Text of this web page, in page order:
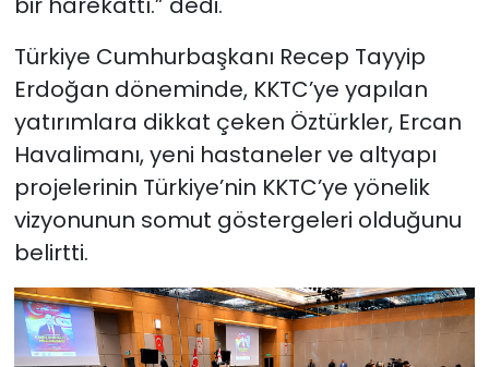
Türkiye Cumhurbaşkanı Recep Tayyip
Erdoğan döneminde, KKTC’ye yapılan
yatırımlara dikkat çeken Öztürkler, Ercan
Havalimanı, yeni hastaneler ve altyapı
projelerinin Türkiye’nin KKTC’ye yönelik
vizyonunun somut göstergeleri olduğunu
belirtti.